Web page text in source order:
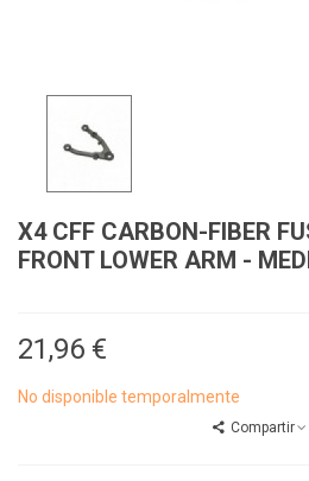
X4 CFF CARBON-FIBER
FRONT LOWER ARM -
21,96 €
No disponible temporalmente
Compartir